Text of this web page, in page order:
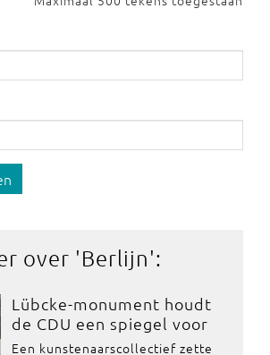
over 'Berlijn':
Lübcke-monument houdt
de CDU een spiegel voor
Een kunstenaarscollectief zette